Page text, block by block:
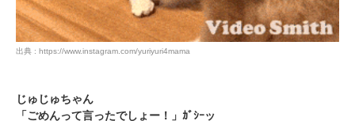
出典 : https://www.instagram.com/yuriyuri4mama
じゅじゅちゃん
「ごめんって言ったでしょー！」ｶﾞｼｰッ